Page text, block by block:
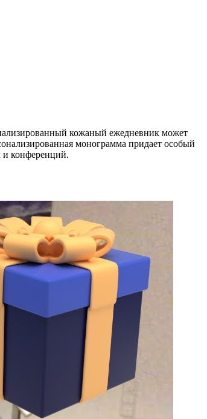
кожаный ежедневник может
монограмма придает особый
и конференций.